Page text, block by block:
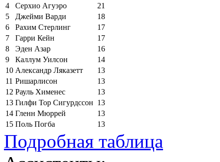
4
Серхио Агуэро
21
5
Джейми Варди
18
6
Рахим Стерлинг
17
7
Гарри Кейн
17
8
Эден Азар
16
9
Каллум Уилсон
14
10 Александр Ляказетт
13
11 Ришарлисон
13
12 Рауль Хименес
13
13 Гилфи Тор Сигурдссон 13
14 Гленн Мюррей
13
15 Поль Погба 13
Подробная таблица